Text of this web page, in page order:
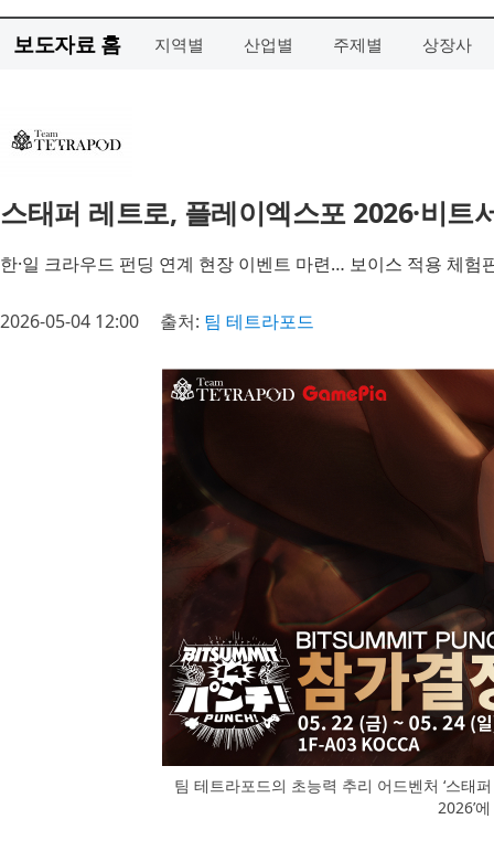
보도자료 홈 지역별 산업별 주제별 상장사
스태퍼 레트로, 플레이엑스포 2026·비트
한·일 크라우드 펀딩 연계 현장 이벤트 마련… 보이스 적용 체험
2026-05-04 12:00 출처: 팀 테트라포드
팀 테트라포드의 초능력 추리 어드벤처 ‘스태
2026’